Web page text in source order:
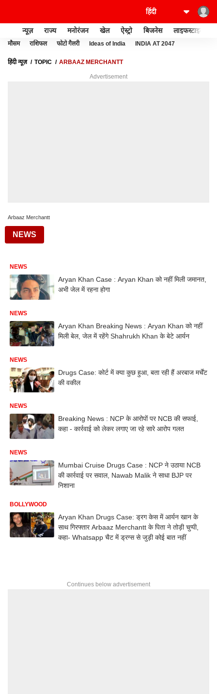
न्यूज़ राज्य मनोरंजन खेल ऐस्ट्रो बिजनेस लाइफस्टाइल
मौसम राशिफल फोटो गैलरी Ideas of India INDIA AT 2047
हिंदी न्यूज़ TOPIC ARBAAZ MERCHANTT
Advertisement
Arbaaz Merchantt
NEWS
NEWS
Aryan Khan Case : Aryan Khan को नहीं मिली जमानत,
अभी जेल में रहना होगा
NEWS
Aryan Khan Breaking News : Aryan Khan को नहीं
मिली बेल, जेल में रहेंगे Shahrukh Khan के बेटे आर्यन
NEWS
Drugs Case: कोर्ट में क्या कुछ हुआ, बता रही हैं अरबाज मर्चेंट
की वकील
NEWS
Breaking News : NCP के आरोपों पर NCB की सफाई,
कहा - कार्रवाई को लेकर लगाए जा रहे सारे आरोप गलत
NEWS
Mumbai Cruise Drugs Case : NCP ने उठाया NCB
की कार्रवाई पर सवाल, Nawab Malik ने साधा BJP पर
निशाना
BOLLYWOOD
Aryan Khan Drugs Case: ड्रग केस में आर्यन खान के
साथ गिरफ्तार Arbaaz Merchantt के पिता ने तोड़ी चुप्पी,
कहा- Whatsapp चैट में ड्रग्स से जुड़ी कोई बात नहीं
Continues below advertisement